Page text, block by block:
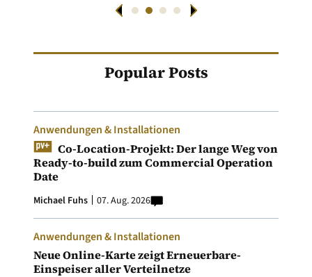
Popular Posts
Anwendungen & Installationen
Co-Location-Projekt: Der lange Weg von
Ready-to-build zum Commercial Operation
Date
Michael Fuhs 07. Aug. 2026
Anwendungen & Installationen
Neue Online-Karte zeigt Erneuerbare-
Einspeiser aller Verteilnetze